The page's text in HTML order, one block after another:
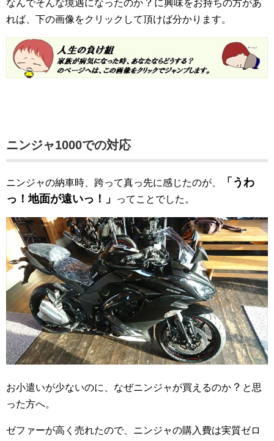
なんでそんな境遇になったのか
に興味をお持ちの方があ
れば、下の画像をクリックして頂けば分かります。
ニンジャ1000での対応
ニンジャの納車時、跨って真っ先に感じたのが、
「うわ
っ！地面が遠いっ！」
ってことでした。
お小遣いが少ないのに、なぜニンジャが買えるのか ？ と思
った方へ。
ゼファーが高く売れたので、ニンジャの購入費は実質ゼロ